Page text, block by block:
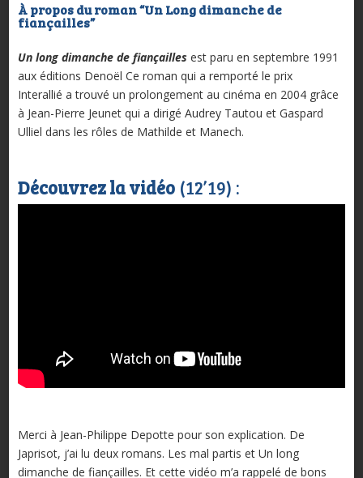
À propos du roman “Un Long dimanche de
fiançailles”
Un long dimanche de fiançailles est paru en septembre 1991
aux éditions Denoël Ce roman qui a remporté le prix
Interallié a trouvé un prolongement au cinéma en 2004 grâce
à Jean-Pierre Jeunet qui a dirigé Audrey Tautou et Gaspard
Ulliel dans les rôles de Mathilde et Manech.
Découvrez la vidéo(12’19) :
Merci à Jean-Philippe Depotte pour son explication. De
Japrisot, j’ai lu deux romans. Les mal partis et Un long
dimanche de fiançailles. Et cette vidéo m’a rappelé de bons